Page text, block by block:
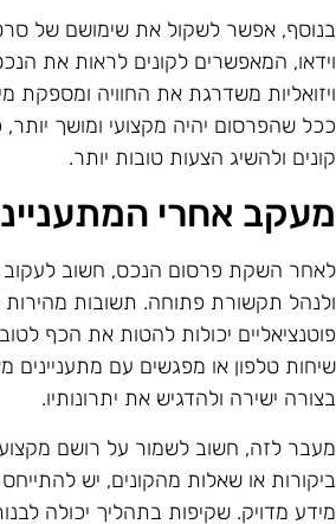
אפשר לשקול את שימושם של
המאפשרים לקונים לראות את
משדרגת את החוויה ומספקת
שהפרסום יהיה מקצועי ומושך יותר,
ולהשיג הצעות טובות יותר.
אחרי
השקת פרסום הנכס, חשוב לעקוב
תקשורת פתוחה. תשובות מהירות
יכולות להטות את הכף
טלפון או מפגשים עם מתעניינים
ישירה ולהדגיש את יתרונותיו.
לזה, חשוב לשמור על רושם מקצועי
או שאלות מהקונים, יש להתייחס
מדויק. שקיפות בתהליך יכולה